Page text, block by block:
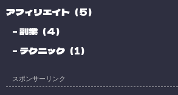
アフィリエイト（5）
副業（4）
テクニック（1）